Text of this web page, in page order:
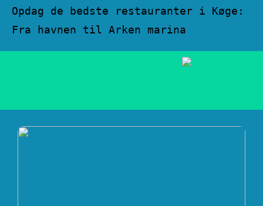
Opdag de bedste restauranter i Køge:
Fra havnen til Arken marina